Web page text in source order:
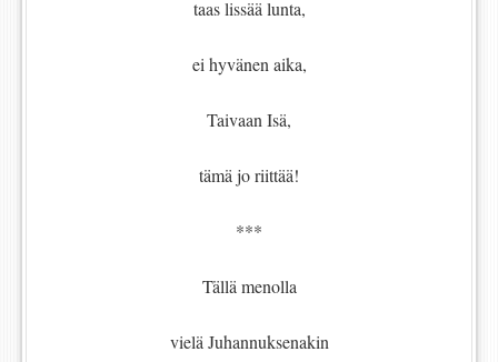
taas lissää lunta,
ei hyvänen aika,
Taivaan Isä,
tämä jo riittää!
***
Tällä menolla
vielä Juhannuksenakin